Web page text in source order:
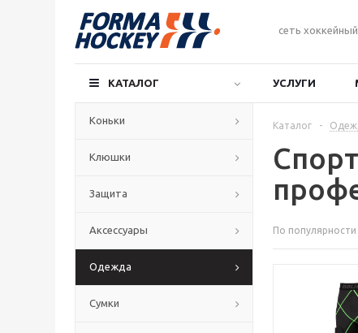
сеть
КАТАЛОГ УСЛУГИ
Коньки
Клюшки
Защита
Аксессуары
Одежда
Сумки
Каталог -
По популярности